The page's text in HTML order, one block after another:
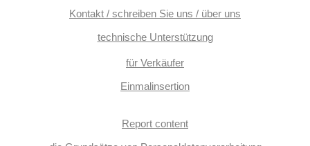
Kontakt / schreiben Sie uns / über uns
technische Unterstützung
für Verkäufer
Einmalinsertion
Report content